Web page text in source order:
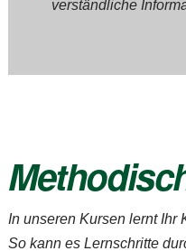
verständliche
In unseren Kursen lernt Ihr
So kann es Lernschritte